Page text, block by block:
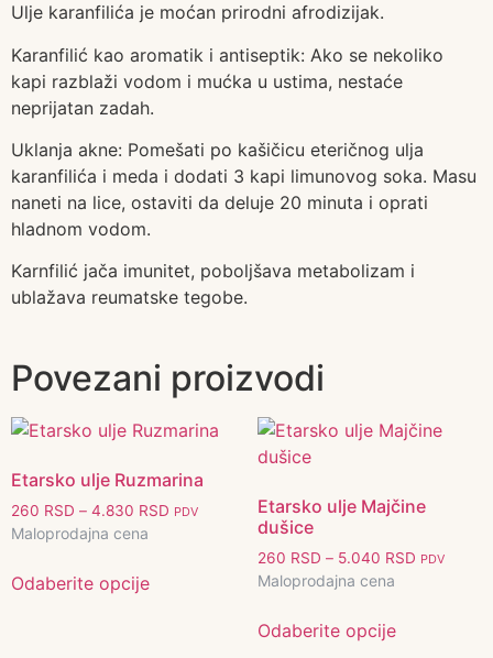
Ulje karanfilića je moćan prirodni afrodizijak.
Karanfilić kao aromatik i antiseptik: Ako se nekoliko
kapi razblaži vodom i mućka u ustima, nestaće
neprijatan zadah.
Uklanja akne: Pomešati po kašičicu eteričnog ulja
karanfilića i meda i dodati 3 kapi limunovog soka. Masu
naneti na lice, ostaviti da deluje 20 minuta i oprati
hladnom vodom.
Karnfilić jača imunitet, poboljšava metabolizam i
ublažava reumatske tegobe.
Povezani proizvodi
Etarsko ulje Ruzmarina
260 RSD – 4.830 RSD PDV
Maloprodajna cena
Odaberite opcije
Etarsko ulje Majčine
dušice
260 RSD – 5.040 RSD PDV
Maloprodajna cena
Odaberite opcije